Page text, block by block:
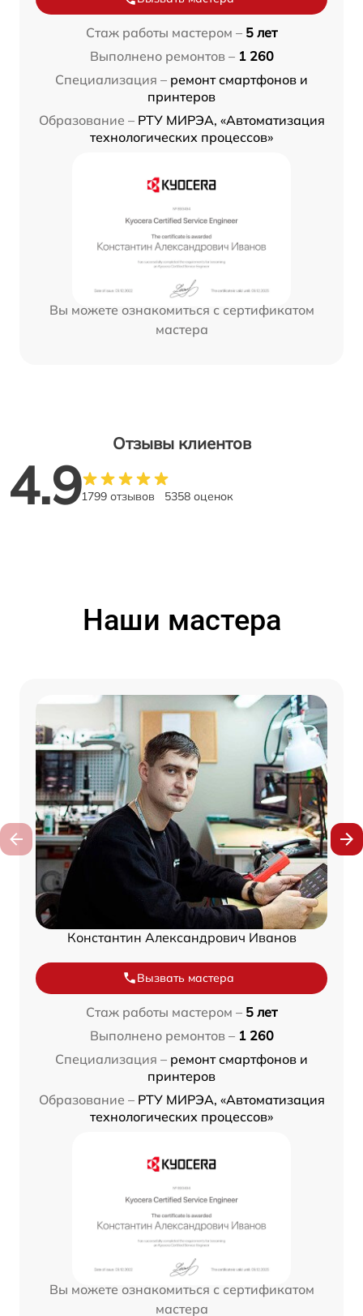
Стаж работы мастером – 5 лет
Выполнено ремонтов – 1 260
Специализация – ремонт смартфонов и
принтеров
Образование – РТУ МИРЭА, «Автоматизация
технологических процессов»
Вы можете ознакомиться с сертификатом
мастера
Отзывы клиентов
4.91799 отзывов 5358 оценок
Наши мастера
Константин Александрович Иванов
Вызвать мастера
Стаж работы мастером – 5 лет
Выполнено ремонтов – 1 260
Специализация – ремонт смартфонов и
принтеров
Образование – РТУ МИРЭА, «Автоматизация
технологических процессов»
Вы можете ознакомиться с сертификатом
мастера